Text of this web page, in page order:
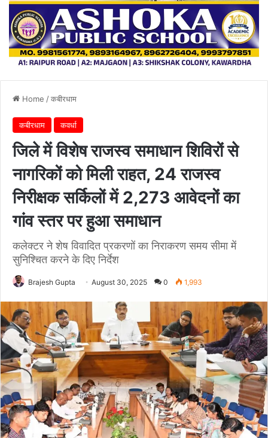
Home /कबीरधाम
कबीरधाम कवर्धा
जिले में विशेष राजस्व समाधान शिविरों से
नागरिकों को मिली राहत, 24 राजस्व
निरीक्षक सर्किलों में 2,273 आवेदनों का
गांव स्तर पर हुआ समाधान
कलेक्टर ने शेष विवादित प्रकरणों का निराकरण समय सीमा में
सुनिश्चित करने के दिए निर्देश
Brajesh Gupta August 30, 2025 0 1,993